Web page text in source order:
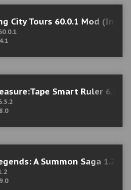
City Tours 60.0.1 Mod
Smart Ruler 6.5.2
A Summon Saga 1.2